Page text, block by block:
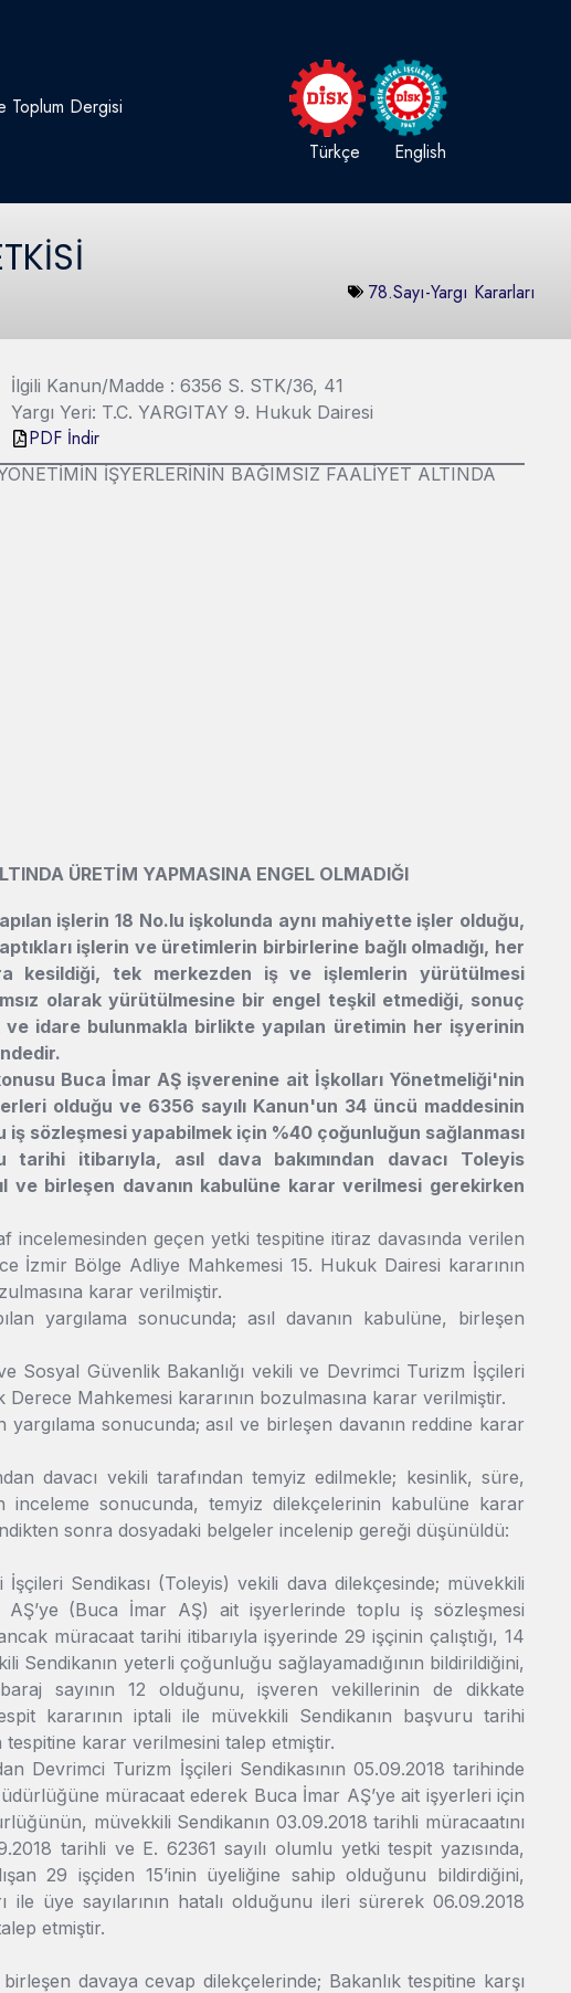
Toplum Dergisi
Türkçe
English
78.Sayı-Yargı Kararları
İlgili Kanun/Madde : 6356 S. STK/36, 41
Yargı Yeri: T.C. YARGITAY 9. Hukuk Dairesi
PDF İndir
İŞYERLERİNİN BAĞIMSIZ FAALİYET ALTINDA
ÜRETİM YAPMASINA ENGEL OLMADIĞI
işlerin 18 No.lu işkolunda aynı mahiyette işler olduğu,
işlerin ve üretimlerin birbirlerine bağlı olmadığı, her
kesildiği, tek merkezden iş ve işlemlerin yürütülmesi
olarak yürütülmesine bir engel teşkil etmediği, sonuç
idare bulunmakla birlikte yapılan üretimin her işyerinin
Buca İmar AŞ işverenine ait İşkolları Yönetmeliği'nin
olduğu ve 6356 sayılı Kanun'un 34 üncü maddesinin
sözleşmesi yapabilmek için %40 çoğunluğun sağlanması
itibarıyla, asıl dava bakımından davacı Toleyis
ve birleşen davanın kabulüne karar verilmesi gerekirken
geçen yetki tespitine itiraz davasında verilen
İzmir Bölge Adliye Mahkemesi 15. Hukuk Dairesi kararının
karar verilmiştir.
yargılama sonucunda; asıl davanın kabulüne, birleşen
Sosyal Güvenlik Bakanlığı vekili ve Devrimci Turizm İşçileri
Mahkemesi kararının bozulmasına karar verilmiştir.
sonucunda; asıl ve birleşen davanın reddine karar
davacı vekili tarafından temyiz edilmekle; kesinlik, süre,
sonucunda, temyiz dilekçelerinin kabulüne karar
sonra dosyadaki belgeler incelenip gereği düşünüldü:
Sendikası (Toleyis) vekili dava dilekçesinde; müvekkili
(Buca İmar AŞ) ait işyerlerinde toplu iş sözleşmesi
müracaat tarihi itibarıyla işyerinde 29 işçinin çalıştığı, 14
yeterli çoğunluğu sağlayamadığının bildirildiğini,
sayının 12 olduğunu, işveren vekillerinin de dikkate
kararının iptali ile müvekkili Sendikanın başvuru tarihi
tespitine karar verilmesini talep etmiştir.
Devrimci Turizm İşçileri Sendikasının 05.09.2018 tarihinde
müracaat ederek Buca İmar AŞ’ye ait işyerleri için
müvekkili Sendikanın 03.09.2018 tarihli müracaatını
tarihli ve E. 62361 sayılı olumlu yetki tespit yazısında,
29 işçiden 15’inin üyeliğine sahip olduğunu bildirdiğini,
ile üye sayılarının hatalı olduğunu ileri sürerek 06.09.2018
etmiştir.
davaya cevap dilekçelerinde; Bakanlık tespitine karşı